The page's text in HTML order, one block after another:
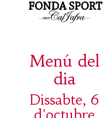
Menú del
dia
Dissabte, 6